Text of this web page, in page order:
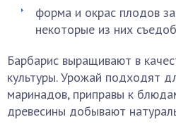
форма и окрас плодов
некоторые из них
Барбарис выращивают в
культуры. Урожай подходят
маринадов, приправы к
древесины добывают